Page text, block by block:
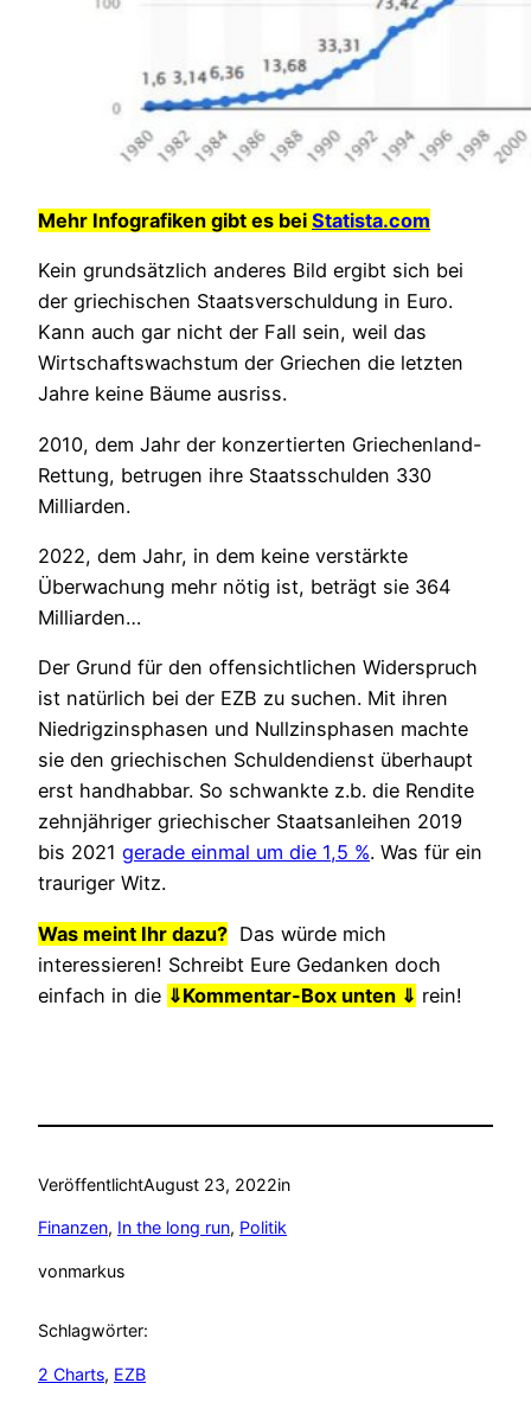
Mehr Infografiken gibt es bei Statista.com
Kein grundsätzlich anderes Bild ergibt sich bei
der griechischen Staatsverschuldung in Euro.
Kann auch gar nicht der Fall sein, weil das
Wirtschaftswachstum der Griechen die letzten
Jahre keine Bäume ausriss.
2010, dem Jahr der konzertierten Griechenland-
Rettung, betrugen ihre Staatsschulden 330
Milliarden.
2022, dem Jahr, in dem keine verstärkte
Überwachung mehr nötig ist, beträgt sie 364
Milliarden…
Der Grund für den offensichtlichen Widerspruch
ist natürlich bei der EZB zu suchen. Mit ihren
Niedrigzinsphasen und Nullzinsphasen machte
sie den griechischen Schuldendienst überhaupt
erst handhabbar. So schwankte z.b. die Rendite
zehnjähriger griechischer Staatsanleihen 2019
bis 2021 gerade einmal um die 1,5 %. Was für ein
trauriger Witz.
Was meint Ihr dazu? Das würde mich
interessieren! Schreibt Eure Gedanken doch
einfach in die ⇓Kommentar-Box unten ⇓ rein!
VeröffentlichtAugust 23, 2022in
Finanzen, In the long run, Politik
vonmarkus
Schlagwörter:
2 Charts, EZB